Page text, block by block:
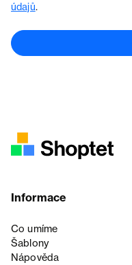
údajů.
Informace
Co umíme
Šablony
Nápověda